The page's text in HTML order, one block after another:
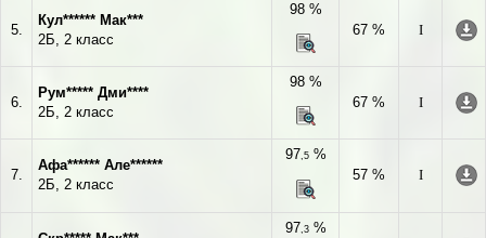
5.
Кул****** Мак***
2Б, 2 класс
98 %
67 %
I
6.
Рум***** Дми****
2Б, 2 класс
98 %
67 %
I
7.
Афа****** Але******
2Б, 2 класс
97,5%
57 %
I
97,3%